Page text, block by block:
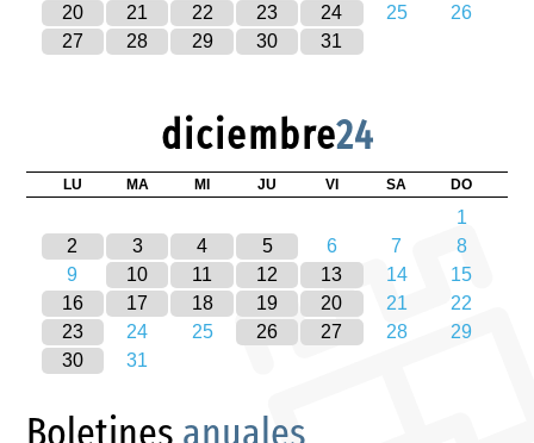
20
21 22 23 24 25
26
27
28 29 30 31
diciembre24
LU MA MI JU VI SA DO
1
2
3 4 5 6 7
8
9
10 11 12 13 14
15
16
17 18 19 20 21
22
23
24 25 26 27 28
29
30
31
Boletines anuales